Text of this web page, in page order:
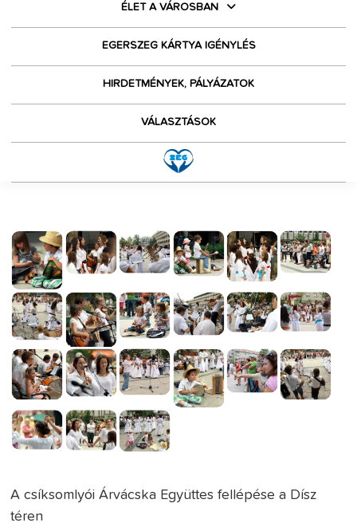
ÉLET A VÁROSBAN
EGERSZEG KÁRTYA IGÉNYLÉS
HIRDETMÉNYEK, PÁLYÁZATOK
VÁLASZTÁSOK
A csíksomlyói Árvácska Együttes fellépése a Dísz
téren